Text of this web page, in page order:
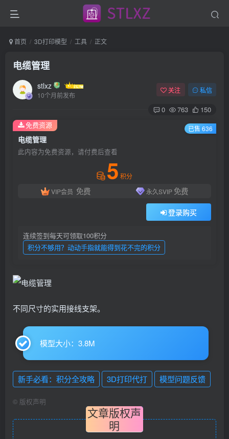
首页 3D打印模型 工具 正文
电缆管理
stlxz
10个月前发布
关注 私信
0 763 150
电缆管理
此内容为免费资源，请付费后查看
5 积分
VIP会员 免费 永久SVIP 免费
登录购买
连续签到每天可领取100积分
积分不够用？动动手指就能得到花不完的积分
免费资源 已售 636
不同尺寸的实用接线支架。
模型大小：3.8M
新手必看：积分全攻略 3D打印代打 模型问题反馈
© 版权声明
文章版权声
明